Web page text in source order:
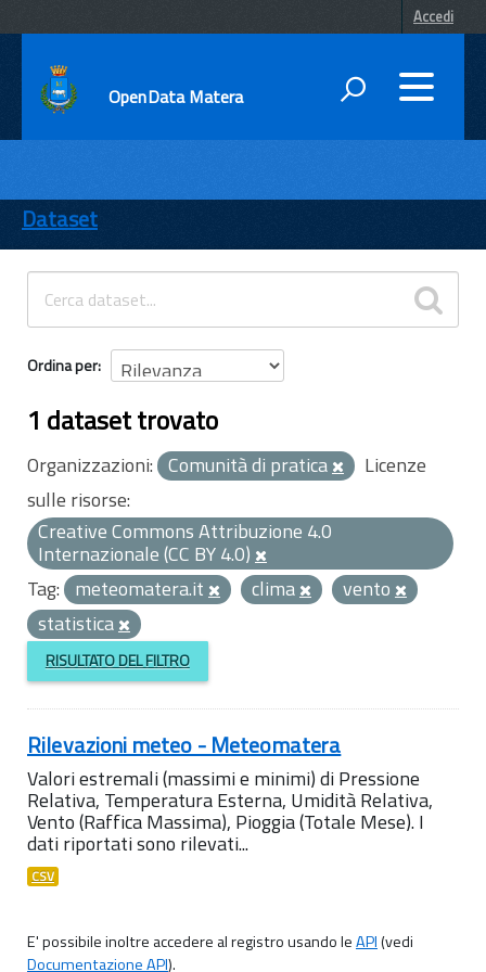
Accedi
OpenData Matera
ENTI
TEMI
INFORMAZIONI
Dataset
Ordina per
1 dataset trovato
Organizzazioni: Comunità di pratica
Licenze
sulle risorse:
Creative Commons Attribuzione 4.0
Internazionale (CC BY 4.0)
Tag: meteomatera.it clima
vento
statistica
RISULTATO DEL FILTRO
Rilevazioni meteo - Meteomatera
Valori estremali (massimi e minimi) di Pressione
Relativa, Temperatura Esterna, Umidità Relativa,
Vento (Raffica Massima), Pioggia (Totale Mese). I
dati riportati sono rilevati...
CSV
E' possibile inoltre accedere al registro usando leAPI(vedi
Documentazione API).